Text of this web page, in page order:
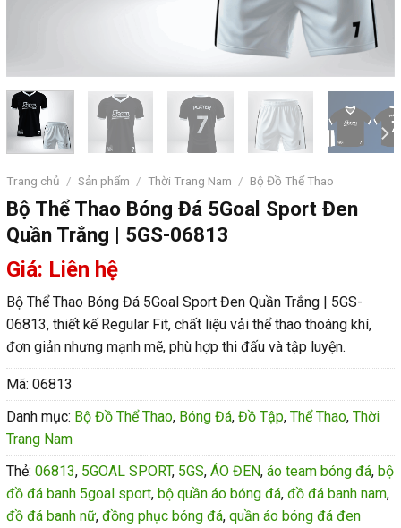
Trang chủ / Sản phẩm / Thời Trang Nam / Bộ Đồ Thể Thao
Bộ Thể Thao Bóng Đá 5Goal Sport Đen
Quần Trắng | 5GS-06813
Giá: Liên hệ
Bộ Thể Thao Bóng Đá 5Goal Sport Đen Quần Trắng | 5GS-
06813, thiết kế Regular Fit, chất liệu vải thể thao thoáng khí,
đơn giản nhưng mạnh mẽ, phù hợp thi đấu và tập luyện.
Mã: 06813
Danh mục: Bộ Đồ Thể Thao, Bóng Đá, Đồ Tập, Thể Thao, Thời
Trang Nam
Thẻ: 06813, 5GOAL SPORT, 5GS, ÁO ĐEN, áo team bóng đá, bộ
đồ đá banh 5goal sport, bộ quần áo bóng đá, đồ đá banh nam,
đồ đá banh nữ, đồng phục bóng đá, quần áo bóng đá đen